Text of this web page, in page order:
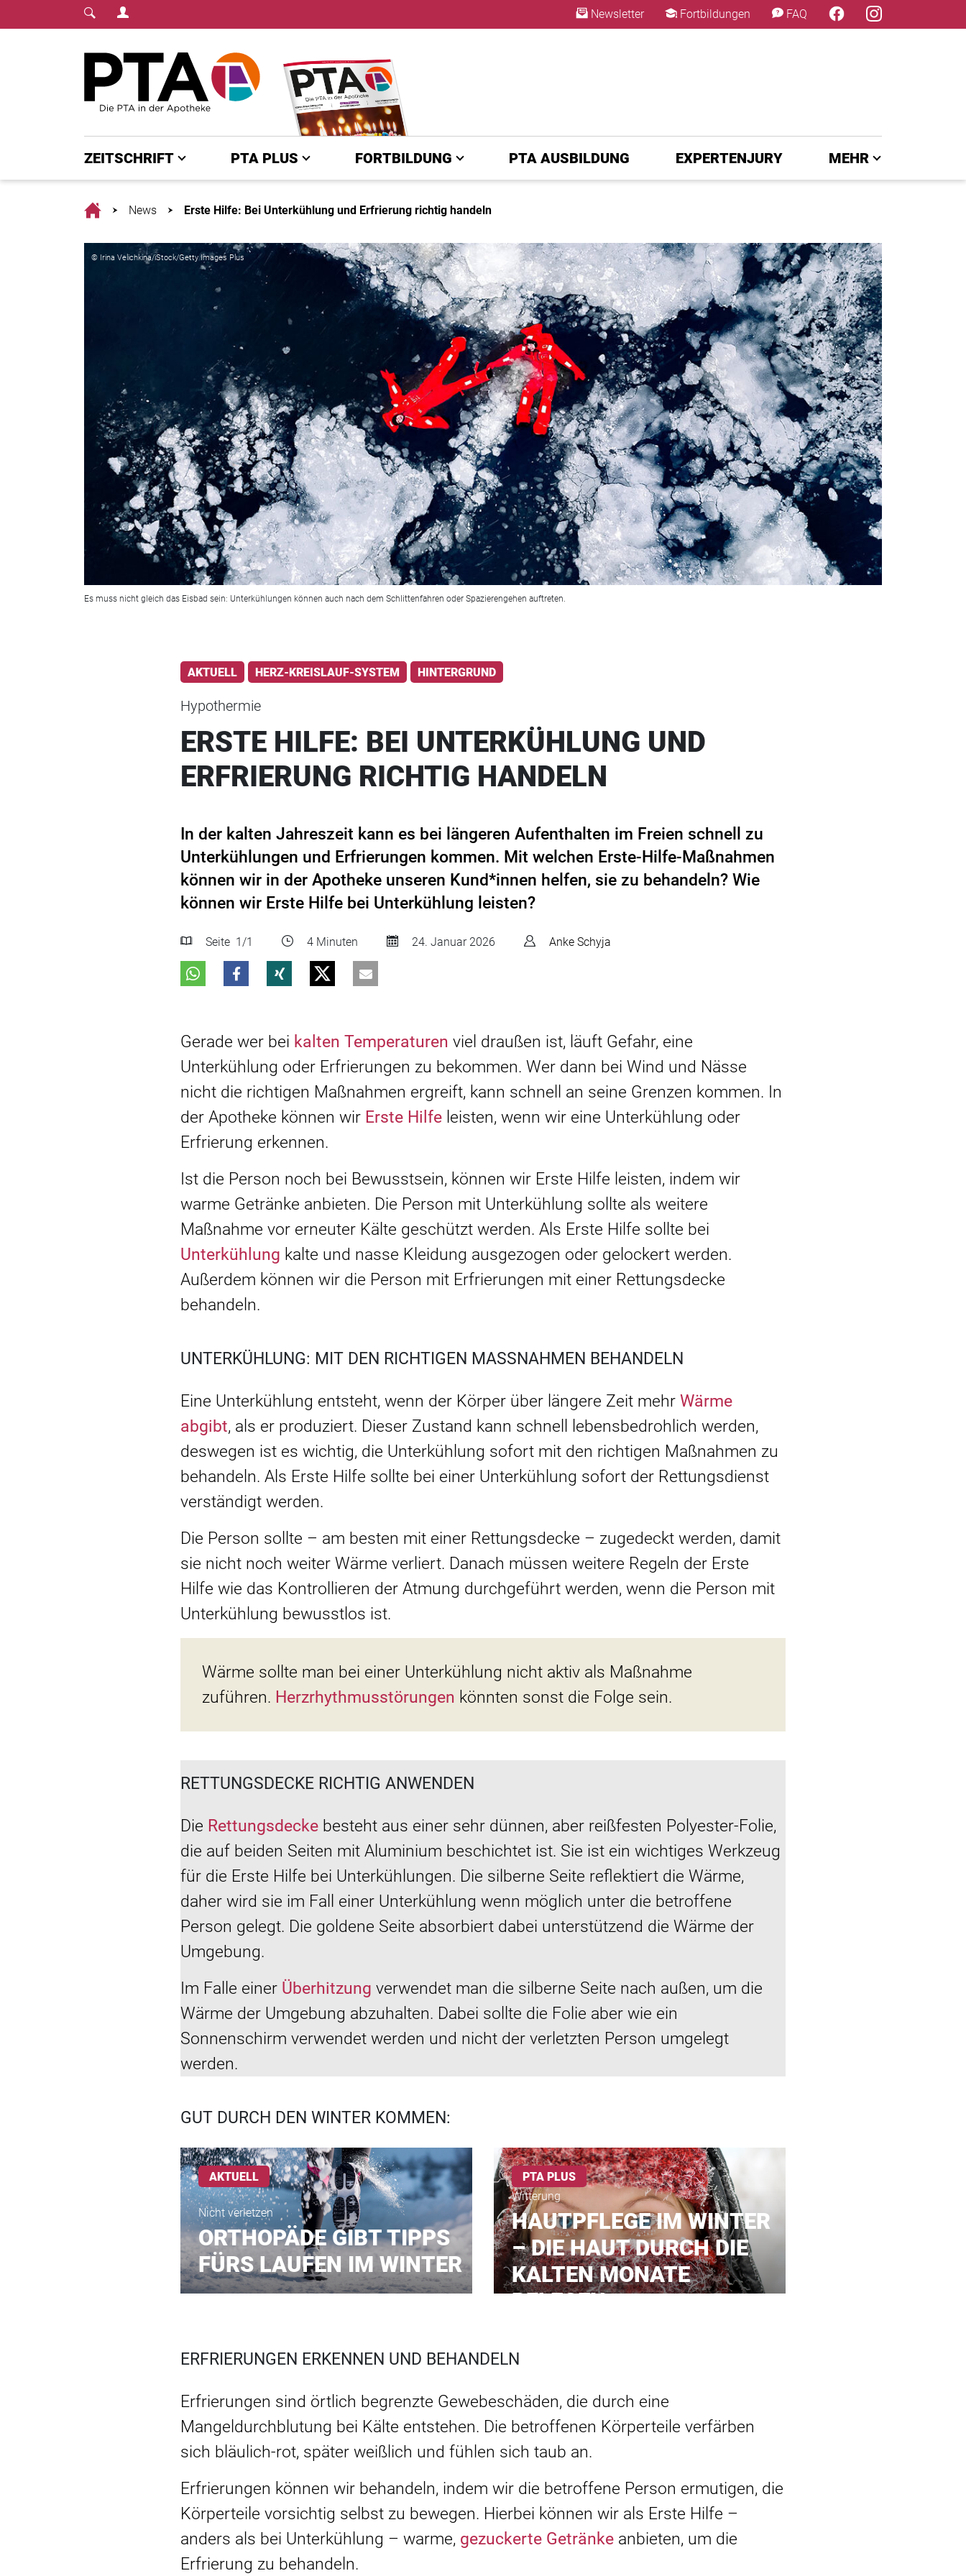
Login Menu Newsletter Fortbildungen FAQ
ZEITSCHRIFT PTA PLUS FORTBILDUNG PTA AUSBILDUNG EXPERTENJURY MEHR
HomeNews Erste Hilfe: Bei Unterkühlung und Erfrierung richtig handeln
© Irina Velichkina/iStock/Getty Images Plus
Es muss nicht gleich das Eisbad sein: Unterkühlungen können auch nach dem Schlittenfahren oder Spazierengehen auftreten.
AKTUELL HERZ-KREISLAUF-SYSTEM HINTERGRUND
Hypothermie
ERSTE HILFE: BEI UNTERKÜHLUNG UND
ERFRIERUNG RICHTIG HANDELN
In der kalten Jahreszeit kann es bei längeren Aufenthalten im Freien schnell zu
Unterkühlungen und Erfrierungen kommen. Mit welchen Erste-Hilfe-Maßnahmen
können wir in der Apotheke unseren Kund*innen helfen, sie zu behandeln? Wie
können wir Erste Hilfe bei Unterkühlung leisten?
Seite 1 /1 4 Minuten 24. Januar 2026 Anke Schyja
Gerade wer bei kalten Temperaturen viel draußen ist, läuft Gefahr, eine
Unterkühlung oder Erfrierungen zu bekommen. Wer dann bei Wind und Nässe
nicht die richtigen Maßnahmen ergreift, kann schnell an seine Grenzen kommen. In
der Apotheke können wir Erste Hilfe leisten, wenn wir eine Unterkühlung oder
Erfrierung erkennen.
Ist die Person noch bei Bewusstsein, können wir Erste Hilfe leisten, indem wir
warme Getränke anbieten. Die Person mit Unterkühlung sollte als weitere
Maßnahme vor erneuter Kälte geschützt werden. Als Erste Hilfe sollte bei
Unterkühlung kalte und nasse Kleidung ausgezogen oder gelockert werden.
Außerdem können wir die Person mit Erfrierungen mit einer Rettungsdecke
behandeln.
UNTERKÜHLUNG: MIT DEN RICHTIGEN MASSNAHMEN BEHANDELN
Eine Unterkühlung entsteht, wenn der Körper über längere Zeit mehr Wärme
abgibt, als er produziert. Dieser Zustand kann schnell lebensbedrohlich werden,
deswegen ist es wichtig, die Unterkühlung sofort mit den richtigen Maßnahmen zu
behandeln. Als Erste Hilfe sollte bei einer Unterkühlung sofort der Rettungsdienst
verständigt werden.
Die Person sollte – am besten mit einer Rettungsdecke – zugedeckt werden, damit
sie nicht noch weiter Wärme verliert. Danach müssen weitere Regeln der Erste
Hilfe wie das Kontrollieren der Atmung durchgeführt werden, wenn die Person mit
Unterkühlung bewusstlos ist.
Wärme sollte man bei einer Unterkühlung nicht aktiv als Maßnahme
zuführen. Herzrhythmusstörungen könnten sonst die Folge sein.
RETTUNGSDECKE RICHTIG ANWENDEN
Die Rettungsdecke besteht aus einer sehr dünnen, aber reißfesten Polyester-Folie,
die auf beiden Seiten mit Aluminium beschichtet ist. Sie ist ein wichtiges Werkzeug
für die Erste Hilfe bei Unterkühlungen. Die silberne Seite reflektiert die Wärme,
daher wird sie im Fall einer Unterkühlung wenn möglich unter die betroffene
Person gelegt. Die goldene Seite absorbiert dabei unterstützend die Wärme der
Umgebung.
Im Falle einer Überhitzung verwendet man die silberne Seite nach außen, um die
Wärme der Umgebung abzuhalten. Dabei sollte die Folie aber wie ein
Sonnenschirm verwendet werden und nicht der verletzten Person umgelegt
werden.
GUT DURCH DEN WINTER KOMMEN:
AKTUELL
Nicht verletzen
ORTHOPÄDE GIBT TIPPS
FÜRS LAUFEN IM WINTER
PTA PLUS
Witterung
HAUTPFLEGE IM WINTER
– DIE HAUT DURCH DIE
KALTEN MONATE
PFLEGEN
ERFRIERUNGEN ERKENNEN UND BEHANDELN
Erfrierungen sind örtlich begrenzte Gewebeschäden, die durch eine
Mangeldurchblutung bei Kälte entstehen. Die betroffenen Körperteile verfärben
sich bläulich-rot, später weißlich und fühlen sich taub an.
Erfrierungen können wir behandeln, indem wir die betroffene Person ermutigen, die
Körperteile vorsichtig selbst zu bewegen. Hierbei können wir als Erste Hilfe –
anders als bei Unterkühlung – warme, gezuckerte Getränke anbieten, um die
Erfrierung zu behandeln.
×